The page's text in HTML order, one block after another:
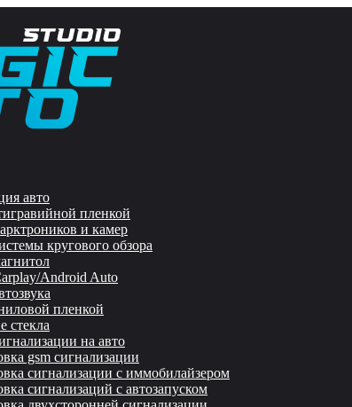
авто
пленкой
и камер
кругового обзора
Android Auto
пленкой
стекла
на авто
gsm сигнализации
сигнализации с иммобилайзером
сигнализаций с автозапуском